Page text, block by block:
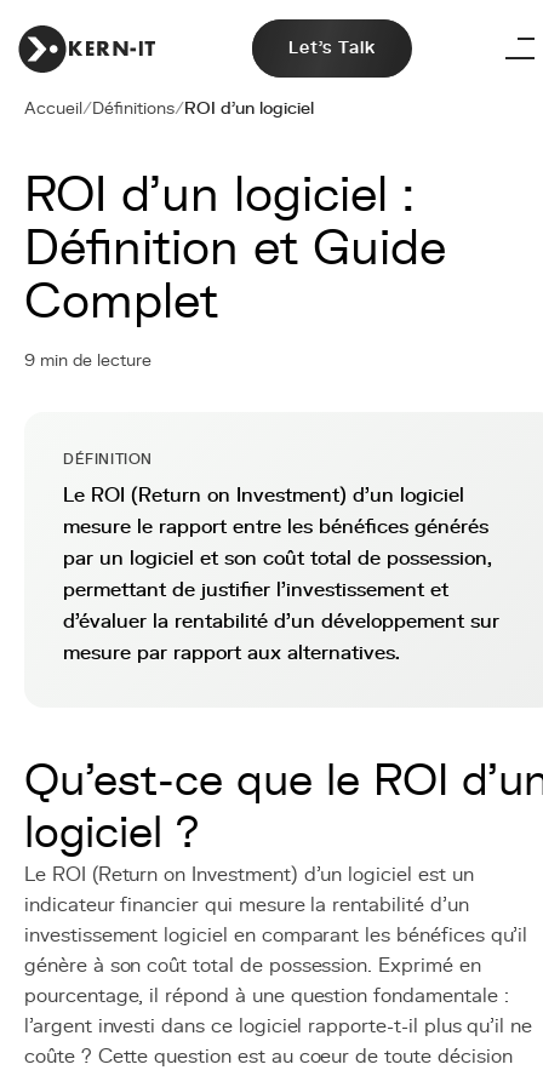
Let's Talk
Accueil/Définitions/ROI d'un logiciel
ROI d'un logiciel :
Définition et Guide
Complet
9 min de lecture
DÉFINITION
Le ROI (Return on Investment) d'un logiciel
mesure le rapport entre les bénéfices générés
par un logiciel et son coût total de possession,
permettant de justifier l'investissement et
d'évaluer la rentabilité d'un développement sur
mesure par rapport aux alternatives.
Qu'est-ce que le ROI
logiciel ?
Le ROI (Return on Investment) d'un logiciel est un
indicateur financier qui mesure la rentabilité d'un
investissement logiciel en comparant les bénéfices qu'il
génère à son coût total de possession. Exprimé en
pourcentage, il répond à une question fondamentale :
l'argent investi dans ce logiciel rapporte-t-il plus qu'il ne
coûte ? Cette question est au coeur de toute décision